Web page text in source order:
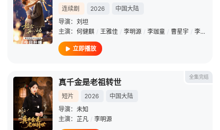
连续剧 2026
中国大陆
导演： 刘坦
主演： 何健麒 / 王雅佳 / 李明源 / 李珈童 / 曹星宇 / 李湘仪
立即播放
全集完结
真千金是老祖转世
短片 2026
中国大陆
导演： 未知
主演： 芷凡 / 李明源